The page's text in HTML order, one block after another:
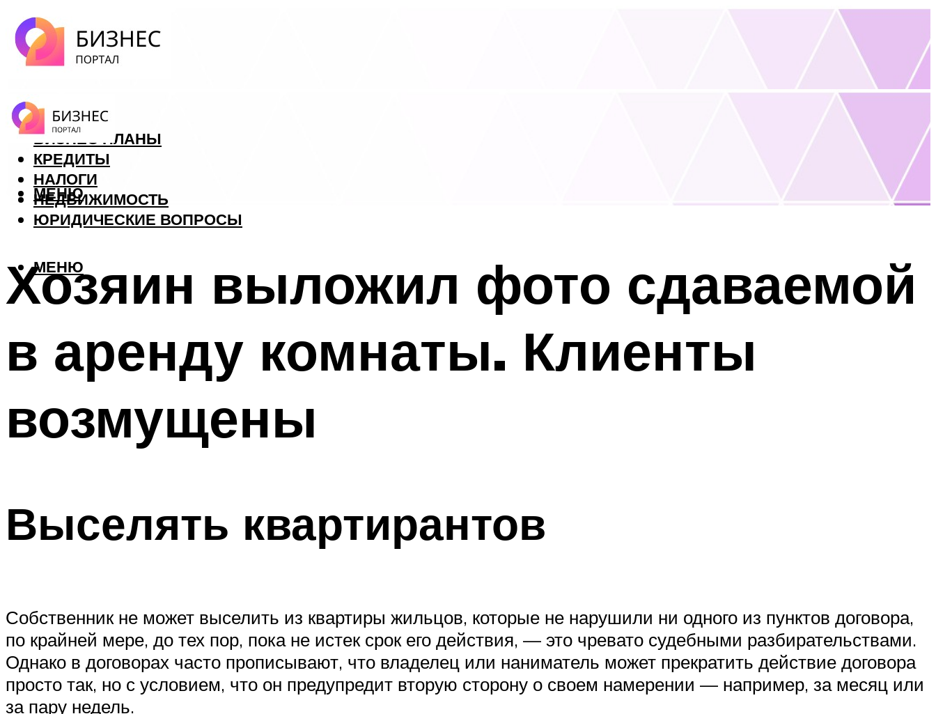
ФОРЕКС
БИЗНЕС ПЛАНЫ
КРЕДИТЫ
НАЛОГИ
НЕДВИЖИМОСТЬ
ЮРИДИЧЕСКИЕ ВОПРОСЫ
МЕНЮ
МЕНЮ
Хозяин выложил фото сдаваемой
в аренду комнаты. Клиенты
возмущены
Выселять квартирантов
Собственник не может выселить из квартиры жильцов, которые не нарушили ни одного из пунктов договора,
по крайней мере, до тех пор, пока не истек срок его действия, — это чревато судебными разбирательствами.
Однако в договорах часто прописывают, что владелец или наниматель может прекратить действие договора
просто так, но с условием, что он предупредит вторую сторону о своем намерении — например, за месяц или
за пару недель.